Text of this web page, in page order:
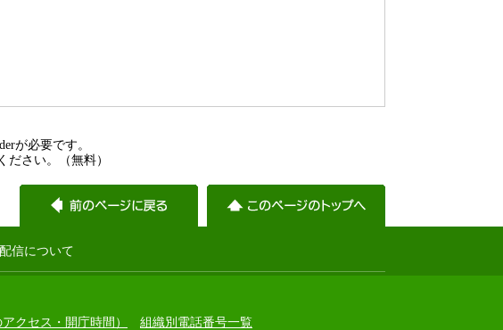
が必要です。
ださい。（無料）
信について
アクセス・開庁時間） 組織別電話番号一覧